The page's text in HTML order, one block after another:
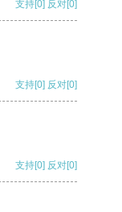
支持[0] 反对[0]
支持[0] 反对[0]
支持[0] 反对[0]